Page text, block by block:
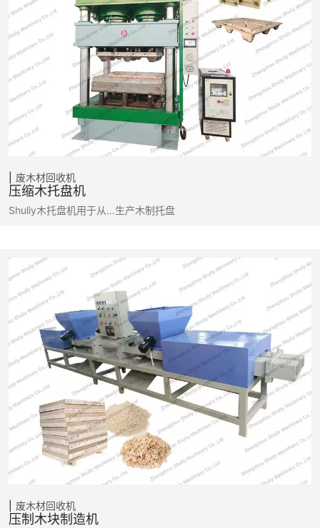
废木材回收机
压缩木托盘机
Shuliy木托盘机用于从…生产木制托盘
废木材回收机
压制木块制造机